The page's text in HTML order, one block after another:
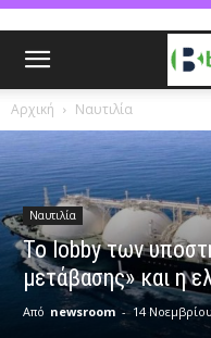
Αρχική Ναυτιλία
Ναυτιλία
Το lobby των
μετάβασης» και η
Από newsroom - 14